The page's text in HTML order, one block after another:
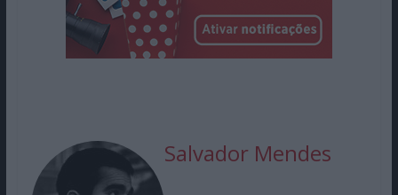
Salvador Mendes